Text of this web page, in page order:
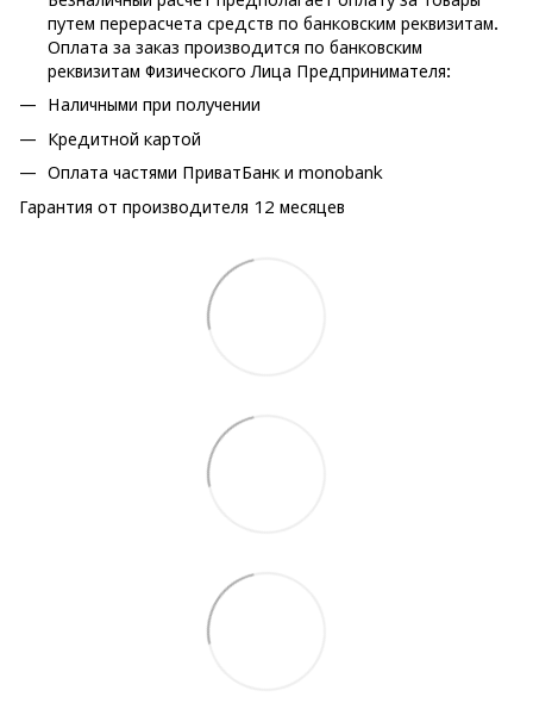
путем перерасчета средств по банковским реквизитам.
Оплата за заказ производится по банковским
реквизитам Физического Лица Предпринимателя:
Наличными при получении
Кредитной картой
Оплата частями ПриватБанк и monobank
Гарантия от производителя 12 месяцев